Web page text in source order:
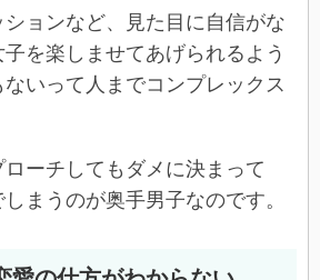
ョンなど、見た目に自信がな
を楽しませてあげられるよう
いって人までコンプレックス
ーチしてもダメに決まって
まうのが奥手男子なのです。